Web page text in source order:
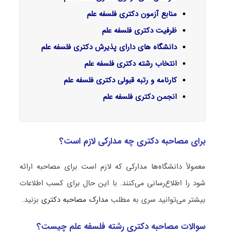
منابع آزمون دکتری فلسفه علم
ظرفیت دکتری فلسفه علم
دانشگاه های دارای پذیرش دکتری فلسفه علم
انتخاب رشته دکتری فلسفه علم
کارنامه و رتبه قبولی دکتری فلسفه علم
انجمن دکتری فلسفه علم
برای مصاحبه دکتری چه مدارکی لازم است؟
معمولاً دانشگاه‌ها مدارکی که لازم است برای مصاحبه ارائه
شود را اطلاع‌رسانی می‌کنند. با این حال برای کسب اطلاعات
بیشتر می‌توانید سری به مطلب مدارک مصاحبه دکتری بزنید.
سوالات مصاحبه دکتری رشته فلسفه علم چیست؟